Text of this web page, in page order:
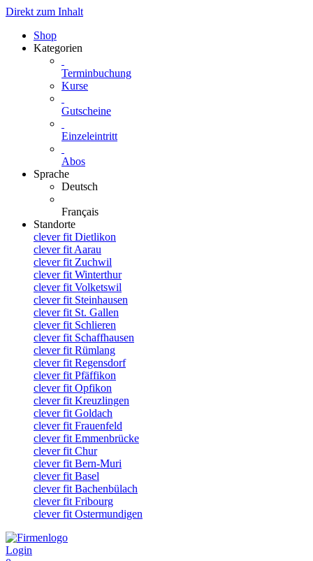
Direkt zum Inhalt
Shop
Kategorien
Terminbuchung
Kurse
Gutscheine
Einzeleintritt
Abos
Sprache
Deutsch
Français
Standorte
clever fit Dietlikon
clever fit Aarau
clever fit Zuchwil
clever fit Winterthur
clever fit Volketswil
clever fit Steinhausen
clever fit St. Gallen
clever fit Schlieren
clever fit Schaffhausen
clever fit Rümlang
clever fit Regensdorf
clever fit Pfäffikon
clever fit Opfikon
clever fit Kreuzlingen
clever fit Goldach
clever fit Frauenfeld
clever fit Emmenbrücke
clever fit Chur
clever fit Bern-Muri
clever fit Basel
clever fit Bachenbülach
clever fit Fribourg
clever fit Ostermundigen
Login